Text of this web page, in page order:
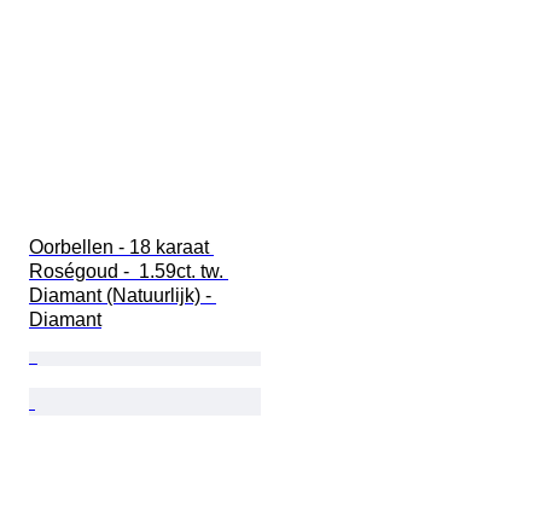
Oorbellen - 18 karaat
Roségoud -  1.59ct. tw.
Diamant (Natuurlijk) -
Diamant